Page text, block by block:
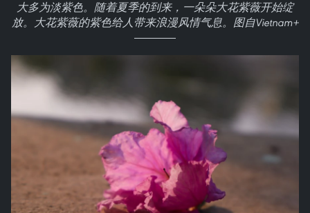
大多为淡紫色。随着夏季的到来，一朵朵大花紫薇开始绽
放。大花紫薇的紫色给人带来浪漫风情气息。图自Vietnam+